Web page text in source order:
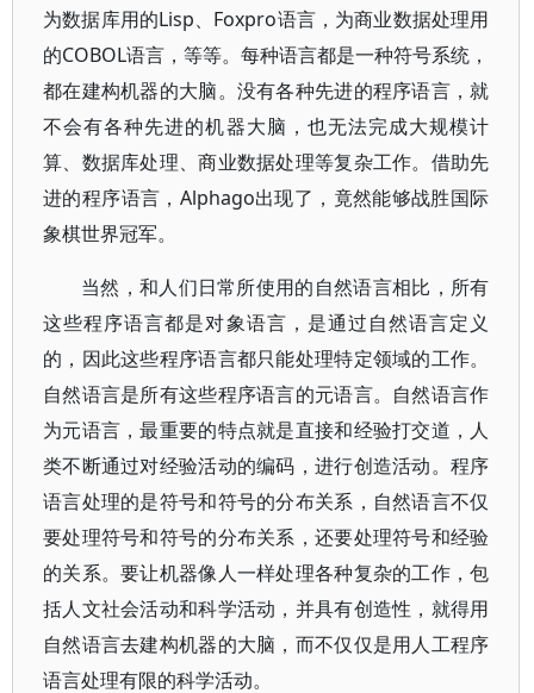
为数据库用的Lisp、Foxpro语言，为商业数据处理用
的COBOL语言，等等。每种语言都是一种符号系统，
都在建构机器的大脑。没有各种先进的程序语言，就
不会有各种先进的机器大脑，也无法完成大规模计
算、数据库处理、商业数据处理等复杂工作。借助先
进的程序语言，Alphago出现了，竟然能够战胜国际
象棋世界冠军。
当然，和人们日常所使用的自然语言相比，所有
这些程序语言都是对象语言，是通过自然语言定义
的，因此这些程序语言都只能处理特定领域的工作。
自然语言是所有这些程序语言的元语言。自然语言作
为元语言，最重要的特点就是直接和经验打交道，人
类不断通过对经验活动的编码，进行创造活动。程序
语言处理的是符号和符号的分布关系，自然语言不仅
要处理符号和符号的分布关系，还要处理符号和经验
的关系。要让机器像人一样处理各种复杂的工作，包
括人文社会活动和科学活动，并具有创造性，就得用
自然语言去建构机器的大脑，而不仅仅是用人工程序
语言处理有限的科学活动。